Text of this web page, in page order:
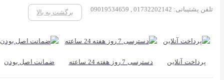
تلفن پشتیبانی: 01732202142 , 09019534659 برگشت به بالا
پرداخت آنلاین دسترسی 7 روز هفته 24 ساعته ضمانت اصل بودن